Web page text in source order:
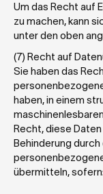
Um das Recht auf
zu machen, kann
unter den oben
(7) Recht auf
Sie haben das
haben, in einem
Recht, diese
Behinderung
übermitteln, sofern: